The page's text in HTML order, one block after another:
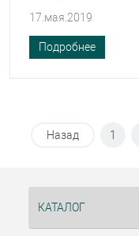
17.мая.2019
Подробнее
Назад 1
КАТАЛОГ